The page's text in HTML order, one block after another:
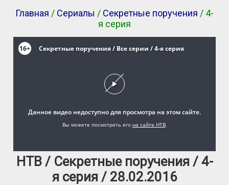
Главная / Сериалы / Секретные поручения / 4-
я серия
НТВ / Секретные поручения / 4-
я серия / 28.02.2016